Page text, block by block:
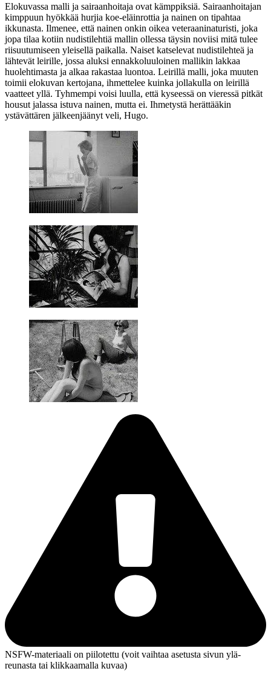
Elokuvassa malli ja sairaanhoitaja ovat kämppiksiä. Sairaanhoitajan
kimppuun hyökkää hurjia koe‑eläinrottia ja nainen on tipahtaa
ikkunasta. Ilmenee, että nainen onkin oikea veteraaninaturisti, joka
jopa tilaa kotiin nudistilehtiä mallin ollessa täysin noviisi mitä tulee
riisuutumiseen yleisellä paikalla. Naiset katselevat nudistilehteä ja
lähtevät leirille, jossa aluksi ennakkoluuloinen mallikin lakkaa
huolehtimasta ja alkaa rakastaa luontoa. Leirillä malli, joka muuten
toimii elokuvan kertojana, ihmettelee kuinka jollakulla on leirillä
vaatteet yllä. Tyhmempi voisi luulla, että kyseessä on vieressä pitkät
housut jalassa istuva nainen, mutta ei. Ihmetystä herättääkin
ystävättären jälkeenjäänyt veli, Hugo.
NSFW-materiaali on piilotettu (voit vaihtaa asetusta sivun ylä­
reunasta tai klikkaamalla kuvaa)